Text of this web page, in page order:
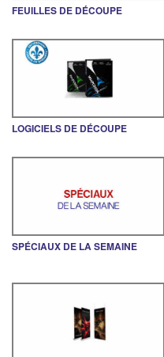
FEUILLES DE DÉCOUPE
LOGICIELS DE DÉCOUPE
SPÉCIAUX DE LA SEMAINE